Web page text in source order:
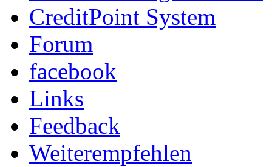
CreditPoint System
Forum
facebook
Links
Feedback
Weiterempfehlen